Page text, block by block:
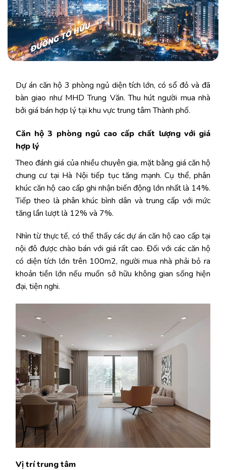
Dự án căn hộ 3 phòng ngủ diện tích lớn, có sổ đỏ và đã
bàn giao như MHD Trung Văn. Thu hút người mua nhà
bởi giá bán hợp lý tại khu vực trung tâm Thành phố.
Căn hộ 3 phòng ngủ cao cấp chất lượng với giá
hợp lý
Theo đánh giá của nhiều chuyên gia, mặt bằng giá căn hộ
chung cư tại Hà Nội tiếp tục tăng mạnh. Cụ thể, phân
khúc căn hộ cao cấp ghi nhận biến động lớn nhất là 14%.
Tiếp theo là phân khúc bình dân và trung cấp với mức
tăng lần lượt là 12% và 7%.
Nhìn từ thực tế, có thể thấy các dự án căn hộ cao cấp tại
nội đô được chào bán với giá rất cao. Đối với các căn hộ
có diện tích lớn trên 100m2, người mua nhà phải bỏ ra
khoản tiền lớn nếu muốn sở hữu không gian sống hiện
đại, tiện nghi.
Vị trí trung tâm